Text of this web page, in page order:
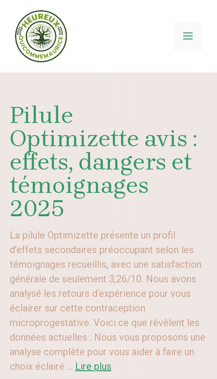
contenu
Pilule
Optimizette avis :
effets, dangers et
témoignages
2025
La pilule Optimizette présente un profil
d’effets secondaires préoccupant selon les
témoignages recueillis, avec une satisfaction
générale de seulement 3,26/10. Nous avons
analysé les retours d’expérience pour vous
éclairer sur cette contraception
microprogestative. Voici ce que révèlent les
données actuelles : Nous vous proposons une
analyse complète pour vous aider à faire un
choix éclairé ... Lire plus